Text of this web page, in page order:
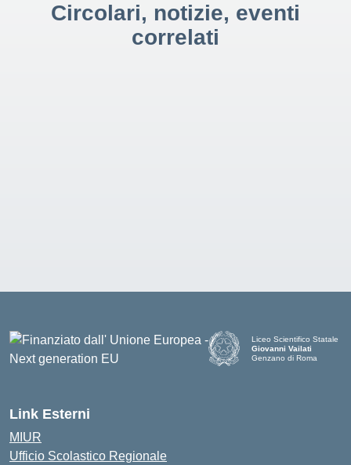
Circolari, notizie, eventi
correlati
Liceo Scientifico Statale
Giovanni Vailati
Genzano di Roma
Link Esterni
MIUR
Ufficio Scolastico Regionale